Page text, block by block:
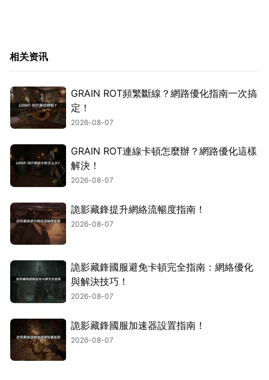
相关资讯
GRAIN ROT頻繁斷線？網路優化指南一次搞
定！
2026-08-07
GRAIN ROT連線卡頓怎麼辦？網路優化這樣
解決！
2026-08-07
詭影藏鋒提升網絡流暢度指南！
2026-08-07
詭影藏鋒國服避免卡頓完全指南：網絡優化
與解決技巧！
2026-08-07
詭影藏鋒國服加速器設置指南！
2026-08-07